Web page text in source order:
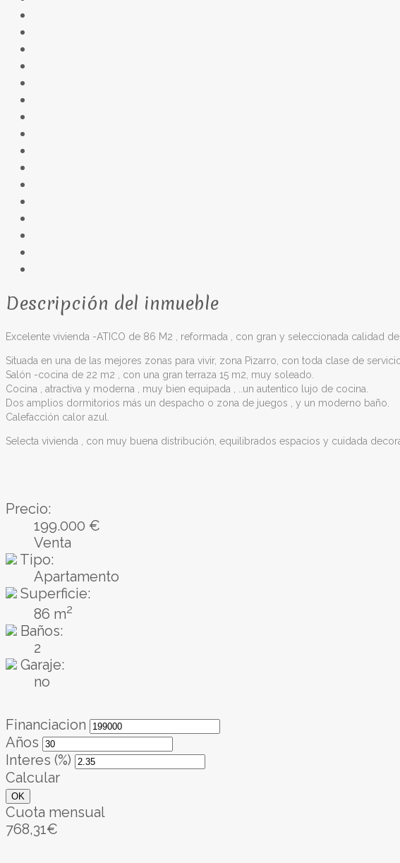
Descripción del inmueble
Excelente vivienda -ATICO de 86 M2 , reformada , con gran y seleccionada calidad
Situada en una de las mejores zonas para vivir, zona Pizarro, con toda clase de
Salón -cocina de 22 m2 , con una gran terraza 15 m2, muy soleado.
Cocina , atractiva y moderna , muy bien equipada , ..un autentico lujo de cocina.
Dos amplios dormitorios más un despacho o zona de juegos , y un moderno baño.
Calefacción calor azul.
Selecta vivienda , con muy buena distribución, equilibrados espacios y cuidada
Precio:
199.000 €
Venta
Tipo:
Apartamento
Superficie:
86 m2
Baños:
2
Garaje:
no
Financiacion
Años
Interes (%)
Calcular
OK
Cuota mensual
768,31€